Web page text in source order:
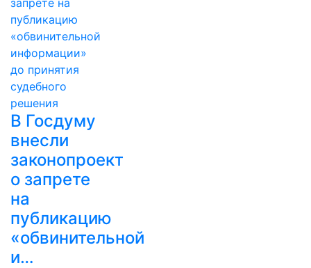
В Госдуму
внесли
законопроект
о запрете
на
публикацию
«обвинительной
и…